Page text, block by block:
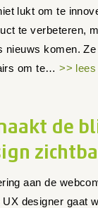
lukt om te
te verbeteren,
nieuws komen.
om te…>>
de
aan de
designer gaat